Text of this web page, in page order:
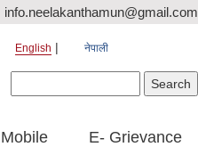
info.neelakanthamun@gmail.com
English नेपाली
Mobile E- Grievance